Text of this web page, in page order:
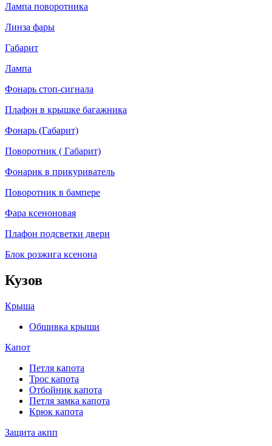
Лампа поворотника
Линза фары
Габарит
Лампа
Фонарь стоп-сигнала
Плафон в крышке багажника
Фонарь (Габарит)
Поворотник ( Габарит)
Фонарик в прикуриватель
Поворотник в бампере
Фара ксеноновая
Плафон подсветки двери
Блок розжига ксенона
Кузов
Крыша
Обшивка крыши
Капот
Петля капота
Трос капота
Отбойник капота
Петля замка капота
Крюк капота
Защита акпп